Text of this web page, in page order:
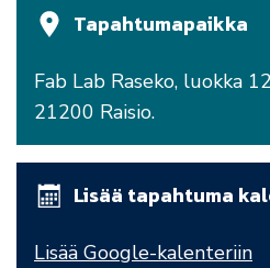
Tapahtumapaikka
Fab Lab Raseko, luokka
21200 Raisio.
Lisää tapahtuma
Lisää Google-kalenteriin